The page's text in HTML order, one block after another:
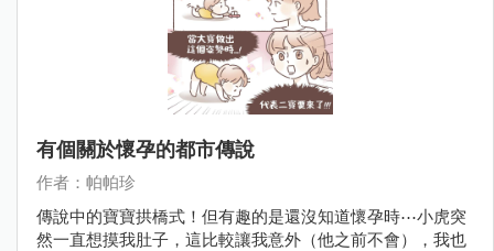
有個關於懷孕的都市傳說
作者：帕帕珍
傳說中的寶寶拱橋式！但有趣的是還沒知道懷孕時⋯小虎突
然一直想摸我肚子，這比較讓我意外（他之前不會），我也